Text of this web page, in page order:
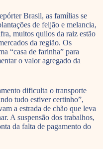
Brasil, as famílias se
de feijão e melancia,
muitos quilos da raiz estão
da região. Os
“casa de farinha” para
o valor agregado da
dificulta o transporte
tudo estiver certinho”,
a estrada de chão que leva
A suspensão dos trabalhos,
da falta de pagamento do